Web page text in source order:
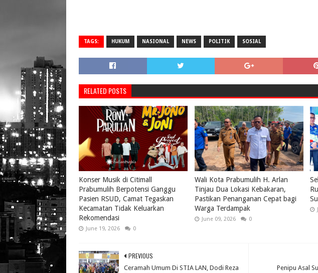
TAGS: HUKUM NASIONAL NEWS POLITIK SOSIAL
RELATED POSTS
Konser Musik di Citimall
Prabumulih Berpotensi Ganggu
Pasien RSUD, Camat Tegaskan
Kecamatan Tidak Keluarkan
Rekomendasi
June 19, 2026 0
Wali Kota Prabumulih H. Arlan
Tinjau Dua Lokasi Kebakaran,
Pastikan Penanganan Cepat bagi
Warga Terdampak
June 09, 2026 0
Penipu Asal
PREVIOUS
Ceramah Umum Di STIA LAN, Dodi Reza